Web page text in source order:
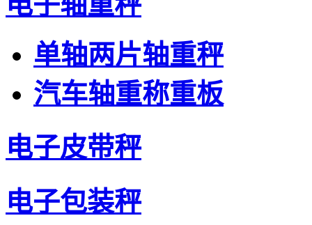
单轴两片轴重秤
汽车轴重称重板
电子皮带秤
电子包装秤